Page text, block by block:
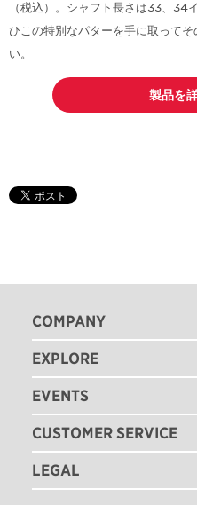
（税込）。シャフト長さは33、34
ひこの特別なパターを手に取って
い。
製品を
COMPANY
THE TITLEIST STORY
タイトリスト グローバル
採用情報
EXPLORE
ゴルフボール
ゴルフクラブ
ゴルフギア
EVENTS
ゴルフボールフィッティング
ゴルフクラブフィッティング
ゴルフクラブ パフォーマン
CUSTOMER SERVICE
注文状況の確認
LEGAL